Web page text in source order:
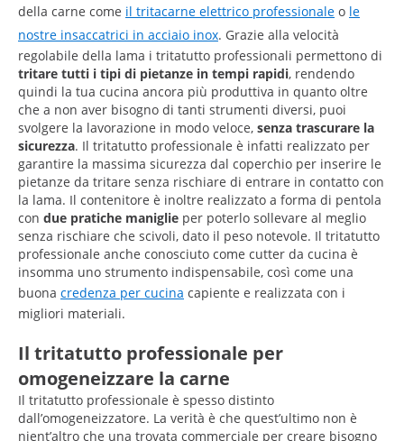
della carne come il tritacarne elettrico professionale o le
nostre insaccatrici in acciaio inox. Grazie alla velocità
regolabile della lama i tritatutto professionali permettono di
tritare tutti i tipi di pietanze in tempi rapidi, rendendo
quindi la tua cucina ancora più produttiva in quanto oltre
che a non aver bisogno di tanti strumenti diversi, puoi
svolgere la lavorazione in modo veloce, senza trascurare la
sicurezza. Il tritatutto professionale è infatti realizzato per
garantire la massima sicurezza dal coperchio per inserire le
pietanze da tritare senza rischiare di entrare in contatto con
la lama. Il contenitore è inoltre realizzato a forma di pentola
con due pratiche maniglie per poterlo sollevare al meglio
senza rischiare che scivoli, dato il peso notevole. Il tritatutto
professionale anche conosciuto come cutter da cucina è
insomma uno strumento indispensabile, così come una
buona credenza per cucina capiente e realizzata con i
migliori materiali.
Il tritatutto professionale per
omogeneizzare la carne
Il tritatutto professionale è spesso distinto
dall’omogeneizzatore. La verità è che quest’ultimo non è
nient’altro che una trovata commerciale per creare bisogno